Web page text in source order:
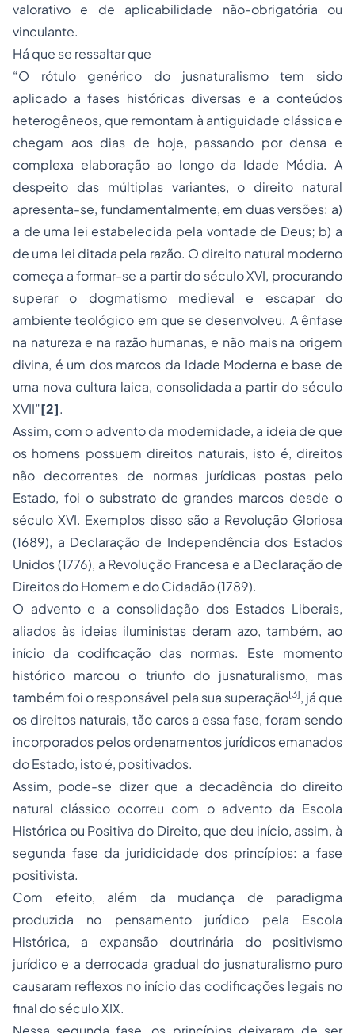
valorativo e de aplicabilidade não-obrigatória ou
vinculante.
Há que se ressaltar que
“O rótulo genérico do jusnaturalismotem sido
aplicado a fases históricas diversas e a conteúdos
heterogêneos, que remontam à antiguidade clássica e
chegam aos dias de hoje, passando por densa e
complexa elaboração ao longo da Idade Média. A
despeito das múltiplas variantes, o direito natural
apresenta-se, fundamentalmente, em duas versões: a)
a de uma lei estabelecida pela vontade de Deus; b) a
de uma lei ditada pela razão. O direito natural moderno
começa a formar-se a partir do século XVI, procurando
superar o dogmatismo medieval e escapar do
ambiente teológico em que se desenvolveu. A ênfase
na natureza e na razão humanas, e não mais na origem
divina, é um dos marcos da Idade Moderna e base de
uma nova cultura laica, consolidada a partir do século
XVII”[2].
Assim, com o advento da modernidade, a ideia de que
os homens possuem direitos naturais, isto é, direitos
não decorrentes de normas jurídicas postas pelo
Estado, foi o substrato de grandes marcos desde o
século XVI. Exemplos disso são a Revolução Gloriosa
(1689), a Declaração de Independência dos Estados
Unidos (1776), a Revolução Francesa e a Declaração de
Direitos do Homem e do Cidadão (1789).
O advento e a consolidação dos Estados Liberais,
aliados às ideias iluministas deram azo, também, ao
início da codificação das normas. Este momento
histórico marcou o triunfo do jusnaturalismo, mas
também foi o responsável pela sua superação[3], já que
os direitos naturais, tão caros a essa fase, foram sendo
incorporados pelos ordenamentos jurídicos emanados
do Estado, isto é, positivados.
Assim, pode-se dizer que a decadência do direito
natural clássico ocorreu com o advento da Escola
Histórica ou Positiva do Direito, que deu início, assim, à
segunda fase da juridicidade dos princípios: a fase
positivista.
Com efeito, além da mudança de paradigma
produzida no pensamento jurídico pela Escola
Histórica, a expansão doutrinária do positivismo
jurídico e a derrocada gradual do jusnaturalismo puro
causaram reflexos no início das codificações legais no
final do século XIX.